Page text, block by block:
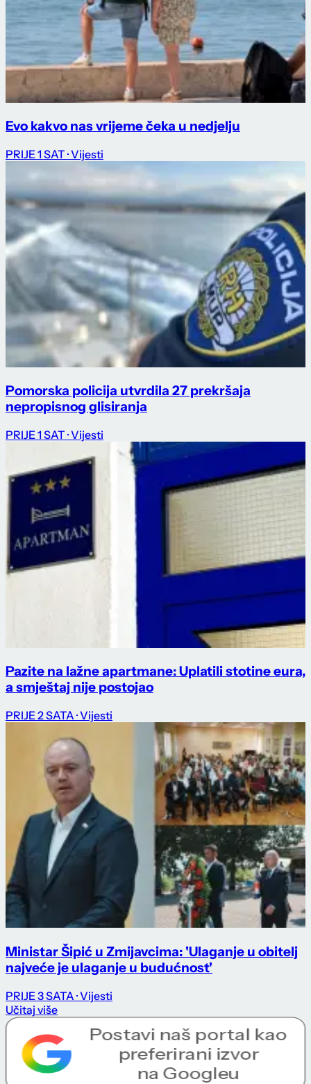
Evo kakvo nas vrijeme čeka u nedjelju
PRIJE 1 SAT · Vijesti
Pomorska policija utvrdila 27 prekršaja
nepropisnog glisiranja
PRIJE 1 SAT · Vijesti
Pazite na lažne apartmane: Uplatili stotine eura,
a smještaj nije postojao
PRIJE 2 SATA · Vijesti
Ministar Šipić u Zmijavcima: 'Ulaganje u obitelj
najveće je ulaganje u budućnost'
PRIJE 3 SATA · Vijesti
Učitaj više